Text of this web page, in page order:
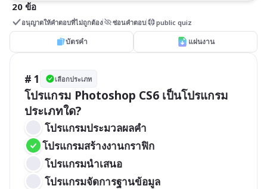
20 ข้อ
อนุญาตให้คำตอบที่ไม่ถูกต้อง ซ่อนคำตอบ public quiz
บัตรคำ แผ่นงาน
# 1 เลือกประเภท
โปรแกรม Photoshop CS6 เป็นโปรแกรม
ประเภทใด?
โปรแกรมประมวลผลคำ
โปรแกรมสร้างงานกราฟิก
โปรแกรมนำเสนอ
โปรแกรมจัดการฐานข้อมูล